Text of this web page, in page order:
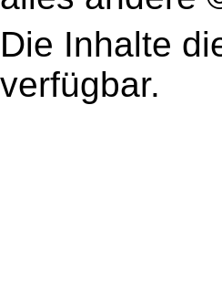
Die Inhalte
verfügbar.